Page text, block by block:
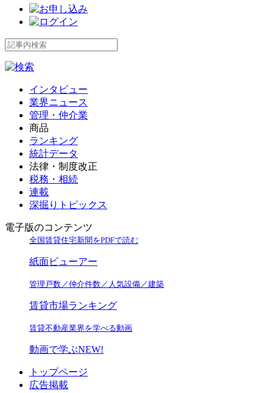
インタビュー
業界ニュース
管理・仲介業
商品
ランキング
統計データ
法律・制度改正
税務・相続
連載
深掘りトピックス
電子版のコンテンツ
全国賃貸住宅新聞をPDFで読む
紙面ビューアー
管理戸数／仲介件数／人気設備／建築
賃貸市場ランキング
賃貸不動産業界を学べる動画
動画で学ぶNEW!
トップページ
広告掲載